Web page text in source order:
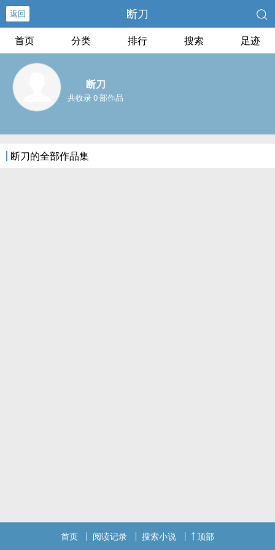
返回 断刀
首页 分类 排行 搜索 足迹
断刀
共收录 0 部作品
断刀的全部作品集
首页 阅读记录 搜索小说 顶部